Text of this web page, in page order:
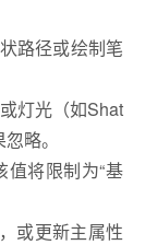
路径或绘制笔
灯光（如Shat
略。
值将限制为“基
或更新主属性